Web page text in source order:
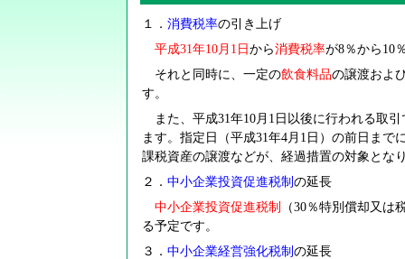
１． 消費税率の引き上げ
平成31年10月1日 から消費税率が8％から10
それと同時に、一定の飲食料品の譲渡およ
す。
また、平成31年10月1日以後に行われる取
ます。指定日（平成31年4月1日）の前日まで
課税資産の譲渡などが、経過措置の対象とな
２． 中小企業投資促進税制 の延長
中小企業投資促進税制
（30％特別償却又は
る予定です。
３． 中小企業経営強化税制 の延長